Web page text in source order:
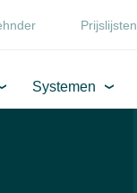
Prijslijsten
Systemen